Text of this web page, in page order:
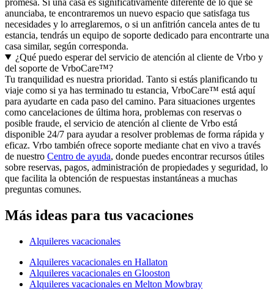
anunciaba, te encontraremos un nuevo espacio que satisfaga tus
necesidades y lo arreglaremos, o si un anfitrión cancela antes de tu
estancia, tendrás un equipo de soporte dedicado para encontrarte una
casa similar, según corresponda.
¿Qué puedo esperar del servicio de atención al cliente de Vrbo y
del soporte de VrboCare™?
Tu tranquilidad es nuestra prioridad. Tanto si estás planificando tu
viaje como si ya has terminado tu estancia, VrboCare™ está aquí
para ayudarte en cada paso del camino. Para situaciones urgentes
como cancelaciones de última hora, problemas con reservas o
posible fraude, el servicio de atención al cliente de Vrbo está
disponible 24/7 para ayudar a resolver problemas de forma rápida y
eficaz. Vrbo también ofrece soporte mediante chat en vivo a través
de nuestro Centro de ayuda, donde puedes encontrar recursos útiles
sobre reservas, pagos, administración de propiedades y seguridad, lo
que facilita la obtención de respuestas instantáneas a muchas
preguntas comunes.
Más ideas para tus vacaciones
Alquileres vacacionales
Alquileres vacacionales en Hallaton
Alquileres vacacionales en Glooston
Alquileres vacacionales en Melton Mowbray